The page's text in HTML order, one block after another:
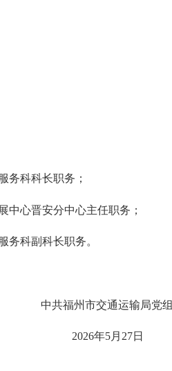
务科科长职务；
中心晋安分中心主任职务；
务科副科长职务。
中共福州市交通运输局党组
2026年5月27日